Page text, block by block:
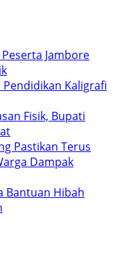
Jambore
Pendidikan Kaligrafi
Fisik, Bupati
Pastikan Terus
Dampak
Bantuan Hibah